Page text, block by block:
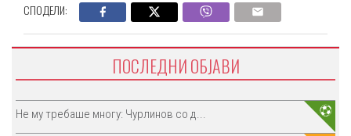
СПОДЕЛИ:
ПОСЛЕДНИ ОБЈАВИ
Не му требаше многу: Чурлинов со д...